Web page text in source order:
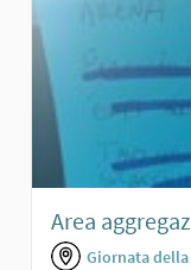
Area
Giornata